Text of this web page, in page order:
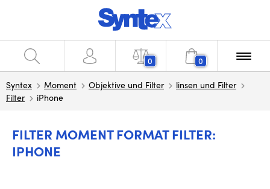
0 0
Syntex Moment Objektive und Filter
linsen und Filter
Filter
iPhone
FILTER MOMENT FORMAT FILTER:
IPHONE